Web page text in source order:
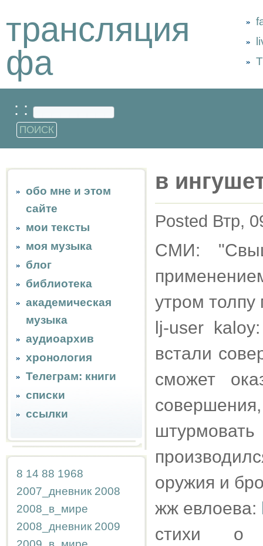
трансляция
фа
: :
обо мне и этом
сайте
мои тексты
моя музыка
блог
библиотека
академическая
музыка
аудиоархив
хронология
Телеграм: книги
списки
ссылки
8 14 88 1968
2007_дневник 2008
2008_в_мире
2008_дневник 2009
в
Posted Втр,
СМИ:
утром
lj-user
встали
сможет
оружия и
жж евлоева:
стихи о